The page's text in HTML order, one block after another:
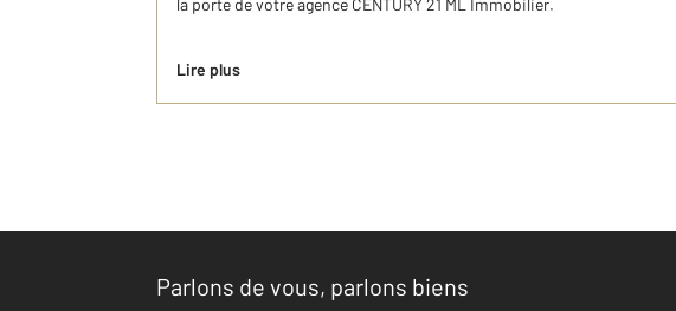
la porte de votre agence CENTURY 21 ML Immobilier.
Lire plus
Parlons de vous, parlons biens